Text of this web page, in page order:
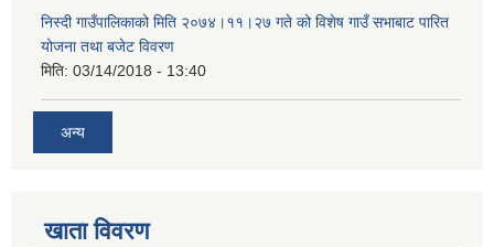
निस्दी गाउँपालिकाको मिति २०७४।११।२७ गते को विशेष गाउँ सभाबाट पारित
योजना तथा बजेट विवरण
मिति: 03/14/2018 - 13:40
अन्य
खाता विवरण